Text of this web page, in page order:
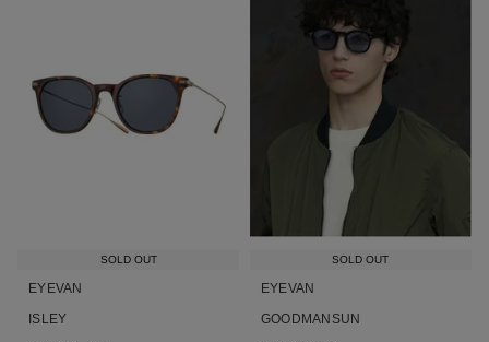
SOLD OUT
EYEVAN
ISLEY
SOLD OUT
EYEVAN
GOODMANSUN